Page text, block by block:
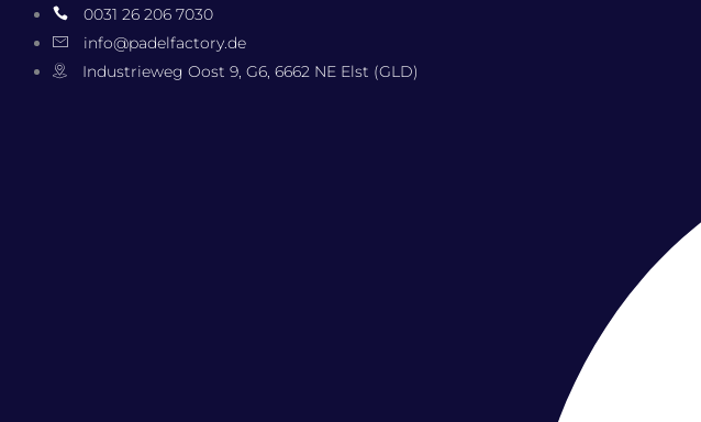
Zum
Inhalt
springen
0031 26 206 7030
info@padelfactory.de
Industrieweg Oost 9, G6, 6662 NE Elst (GLD)